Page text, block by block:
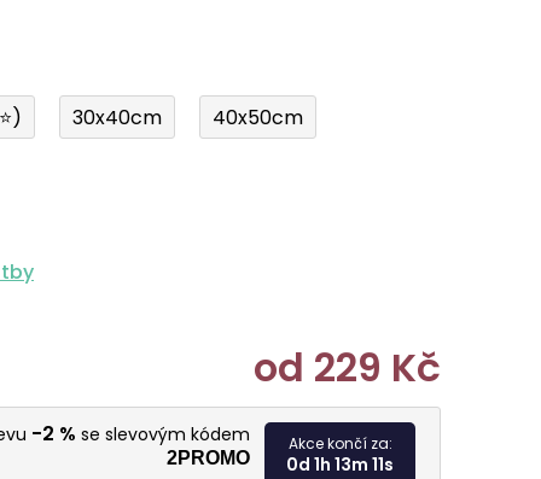
30x40cm 40x50cm
od 229 Kč
Měrná
-2 % se slevovým kódem
2PROMO
Akce končí za:
0d 1h 13m 10s